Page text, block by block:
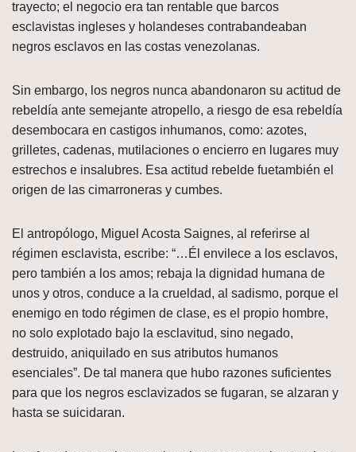
trayecto; el negocio era tan rentable que barcos
esclavistas ingleses y holandeses contrabandeaban
negros esclavos en las costas venezolanas.
Sin embargo, los negros nunca abandonaron su actitud de
rebeldía ante semejante atropello, a riesgo de esa rebeldía
desembocara en castigos inhumanos, como: azotes,
grilletes, cadenas, mutilaciones o encierro en lugares muy
estrechos e insalubres. Esa actitud rebelde fuetambién el
origen de las cimarroneras y cumbes.
El antropólogo, Miguel Acosta Saignes, al referirse al
régimen esclavista, escribe: “…Él envilece a los esclavos,
pero también a los amos; rebaja la dignidad humana de
unos y otros, conduce a la crueldad, al sadismo, porque el
enemigo en todo régimen de clase, es el propio hombre,
no solo explotado bajo la esclavitud, sino negado,
destruido, aniquilado en sus atributos humanos
esenciales”. De tal manera que hubo razones suficientes
para que los negros esclavizados se fugaran, se alzaran y
hasta se suicidaran.